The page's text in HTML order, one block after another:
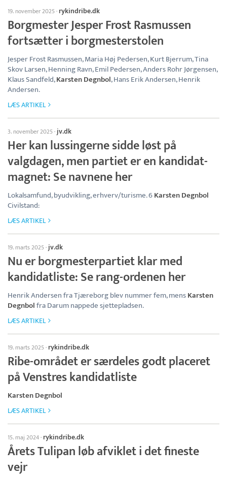
19. november 2025· rykindribe.dk
Borgmester Jesper Frost Rasmussen
fortsætter i borgmesterstolen
Jesper Frost Rasmussen, Maria Høj Pedersen, Kurt Bjerrum, Tina
Skov Larsen, Henning Ravn, Emil Pedersen, Anders Rohr Jørgensen,
Klaus Sandfeld,Karsten Degnbol, Hans Erik Andersen, Henrik
Andersen.
LÆS ARTIKEL
3. november 2025·jv.dk
Her kan lussingerne sidde løst på
valgdagen, men partiet er en kandidat-
magnet: Se navnene her
Lokalsamfund, byudvikling, erhverv/turisme. 6Karsten Degnbol
Civilstand:
LÆS ARTIKEL
19. marts 2025·jv.dk
Nu er borgmesterpartiet klar med
kandidatliste: Se rang-ordenen her
Henrik Andersen fra Tjæreborg blev nummer fem, mensKarsten
Degnbolfra Darum nappede sjettepladsen.
LÆS ARTIKEL
19. marts 2025· rykindribe.dk
Ribe-området er særdeles godt placeret
på Venstres kandidatliste
Karsten Degnbol
LÆS ARTIKEL
15. maj 2024· rykindribe.dk
Årets Tulipan løb afviklet i det fineste
vejr